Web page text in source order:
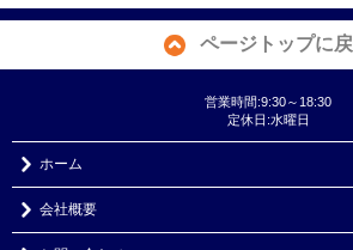
ページトップに
営業時間:9:30～18:30
定休日:水曜日
ホーム
会社概要